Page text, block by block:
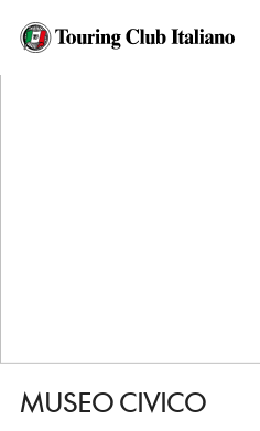
HOME
MUSEO CIVICO